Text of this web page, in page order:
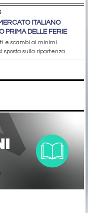
ITALIANO
PRIMA DELLE FERIE
e scambi ai minimi.
sposta sulla ripartenza